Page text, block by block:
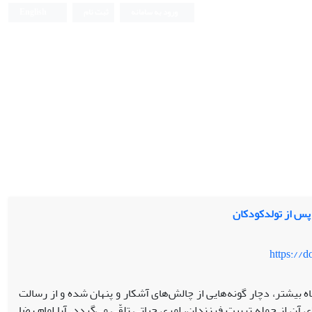
از تولدکودکان
https://
دچار گونه‌هایی از چالش‌های آشکار و پنهان شده و از رسالت